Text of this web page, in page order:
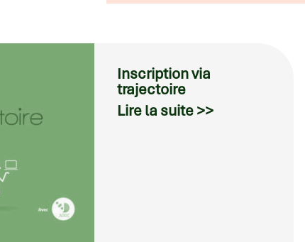
Inscription via
trajectoire
Lire la suite >>